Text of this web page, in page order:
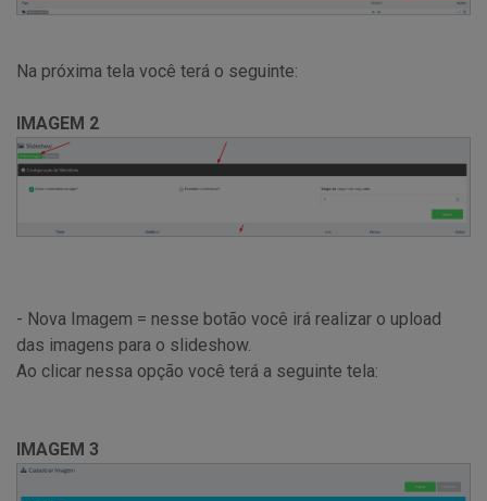
Na próxima tela você terá o seguinte:
IMAGEM 2
- Nova Imagem = nesse botão você irá realizar o upload
das imagens para o slideshow.
Ao clicar nessa opção você terá a seguinte tela:
IMAGEM 3